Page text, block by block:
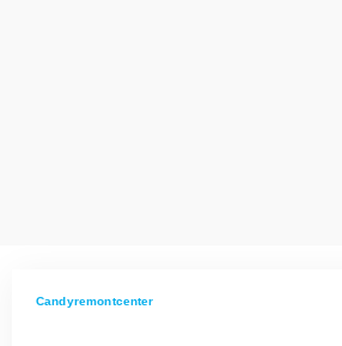
Candyremontcenter